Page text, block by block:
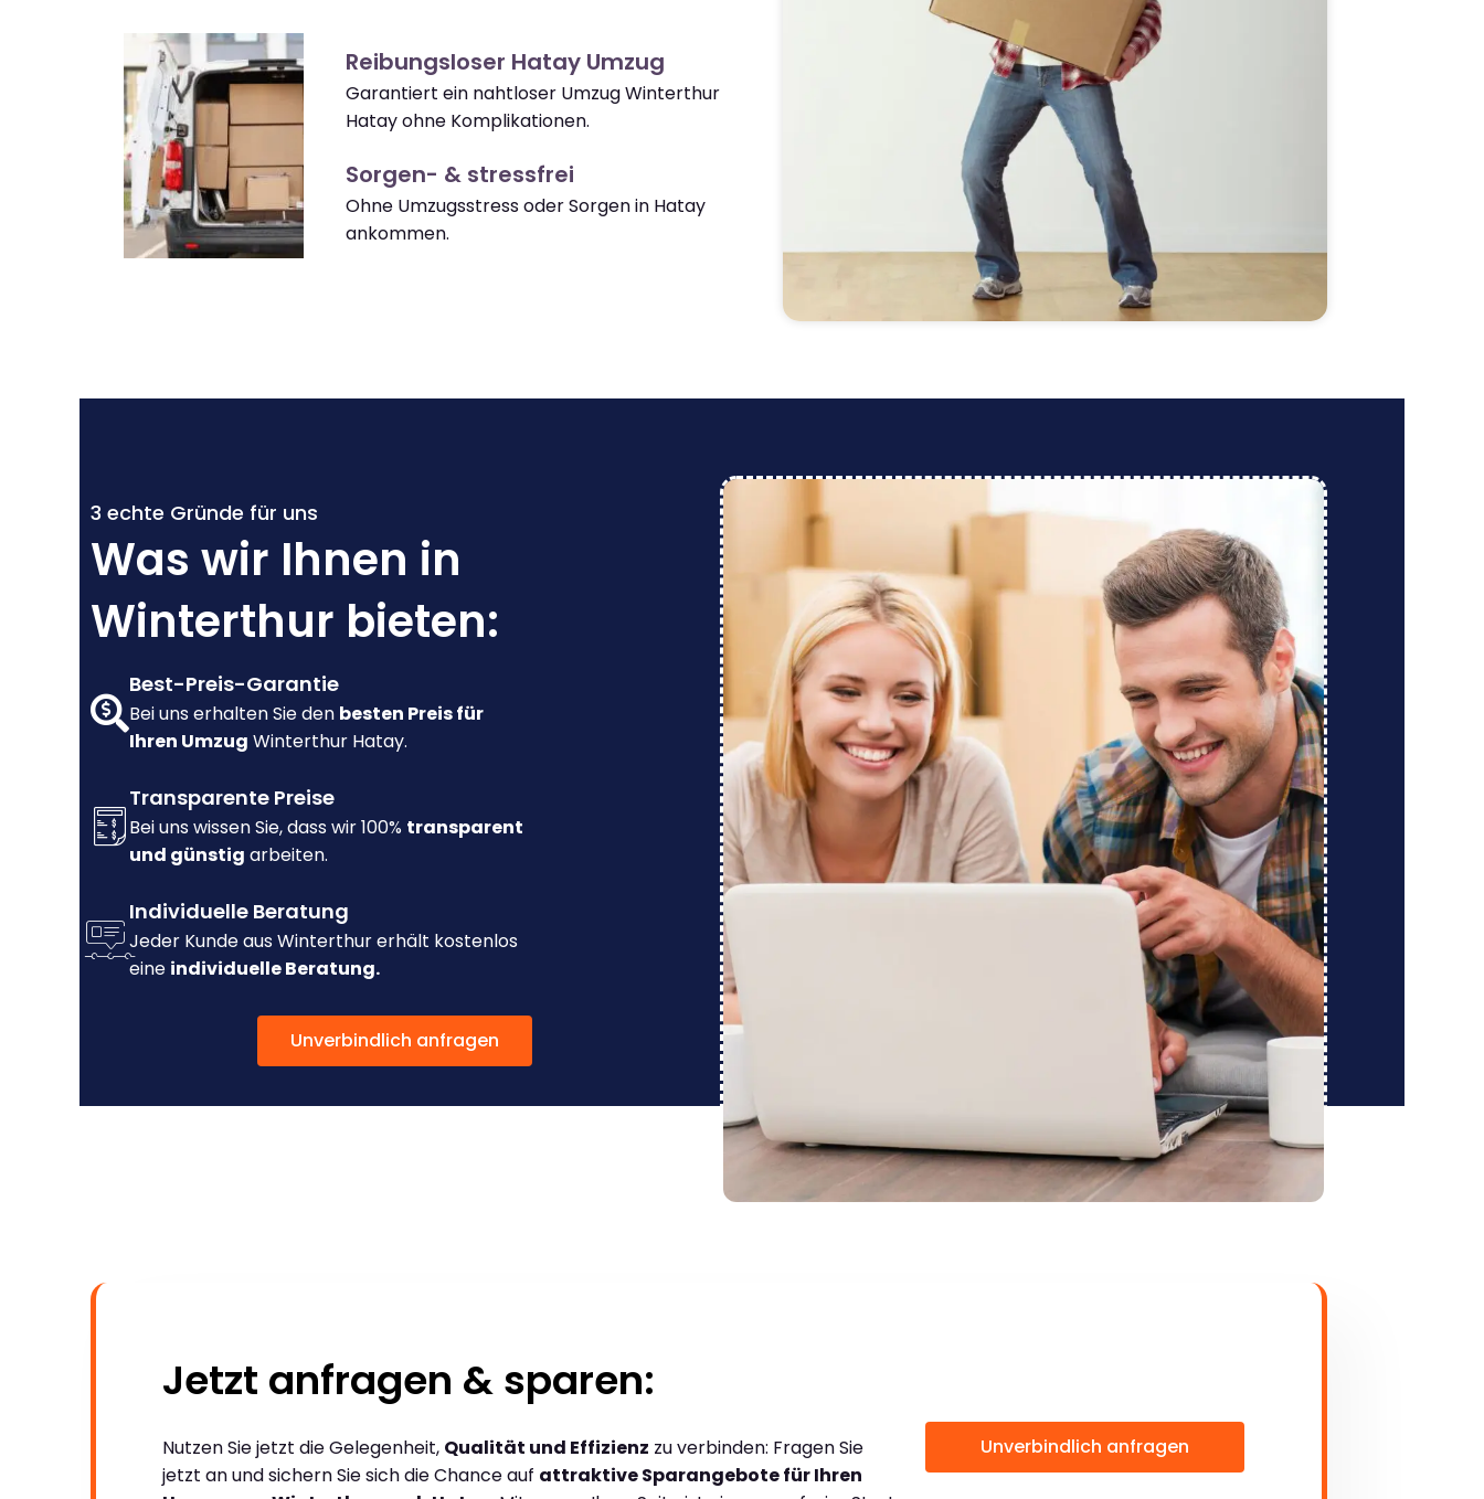
Reibungsloser Hatay Umzug
Garantiert ein nahtloser Umzug Winterthur
Hatay ohne Komplikationen.
Sorgen- & stressfrei
Ohne Umzugsstress oder Sorgen in Hatay
ankommen.
3 echte Gründe für uns
Was wir Ihnen in
Winterthur bieten:
Best-Preis-Garantie
Bei uns erhalten Sie den besten Preis für
Ihren Umzug Winterthur Hatay.
Transparente Preise
Bei uns wissen Sie, dass wir 100% transparent
und günstig arbeiten.
Individuelle Beratung
Jeder Kunde aus Winterthur erhält kostenlos
eine individuelle Beratung.
Unverbindlich anfragen
Jetzt anfragen & sparen:
Nutzen Sie jetzt die Gelegenheit, Qualität und Effizienz zu verbinden: Fragen Sie
jetzt an und sichern Sie sich die Chance auf attraktive Sparangebote für Ihren
Unverbindlich anfragen